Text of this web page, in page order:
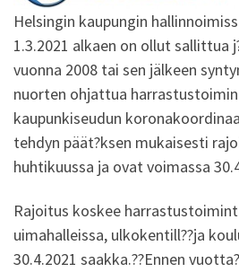
Helsingin kaupungin
1.3.2021 alkaen on ollut sallittua
vuonna 2008 tai sen jälkeen
nuorten ohjattua
kaupunkiseudun
tehdyn päät?ksen mukaisesti
huhtikuussa ja ovat voimassa
Rajoitus koskee
uimahalleissa, ulkokentill??ja
30.4.2021 saakka.??Ennen